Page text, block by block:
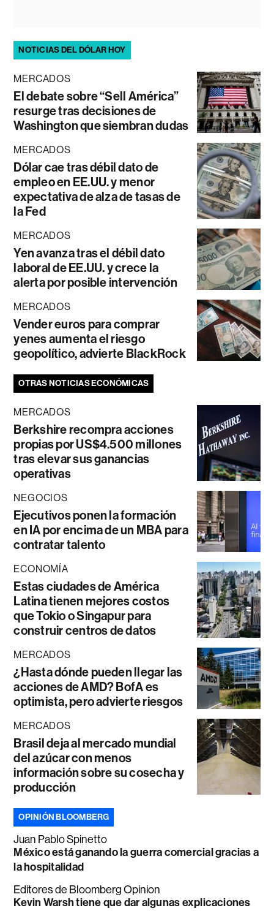
NOTICIAS DEL DÓLAR HOY
MERCADOS
El debate sobre “Sell América”
resurge tras decisiones de
Washington que siembran dudas
MERCADOS
Dólar cae tras débil dato de
empleo en EE.UU. y menor
expectativa de alza de tasas de
la Fed
MERCADOS
Yen avanza tras el débil dato
laboral de EE.UU. y crece la
alerta por posible intervención
MERCADOS
Vender euros para comprar
yenes aumenta el riesgo
geopolítico, advierte BlackRock
OTRAS NOTICIAS ECONÓMICAS
MERCADOS
Berkshire recompra acciones
propias por US$4.500 millones
tras elevar sus ganancias
operativas
NEGOCIOS
Ejecutivos ponen la formación
en IA por encima de un MBA para
contratar talento
ECONOMÍA
Estas ciudades de América
Latina tienen mejores costos
que Tokio o Singapur para
construir centros de datos
MERCADOS
¿Hasta dónde pueden llegar las
acciones de AMD? BofA es
optimista, pero advierte riesgos
MERCADOS
Brasil deja al mercado mundial
del azúcar con menos
información sobre su cosecha y
producción
OPINIÓN BLOOMBERG
Juan Pablo Spinetto
México está ganando la guerra comercial gracias a
la hospitalidad
Editores de Bloomberg Opinion
Kevin Warsh tiene que dar algunas explicaciones